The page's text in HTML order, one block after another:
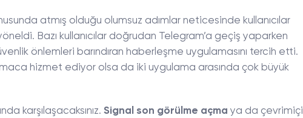
atmış olduğu olumsuz adımlar neticesinde kullanıcılar
Bazı kullanıcılar doğrudan Telegram’a geçiş yaparken
önlemleri barındıran haberleşme uygulamasını tercih etti.
hizmet ediyor olsa da iki uygulama arasında çok büyük
karşılaşacaksınız. Signal son görülme açma ya da çevrimiçi